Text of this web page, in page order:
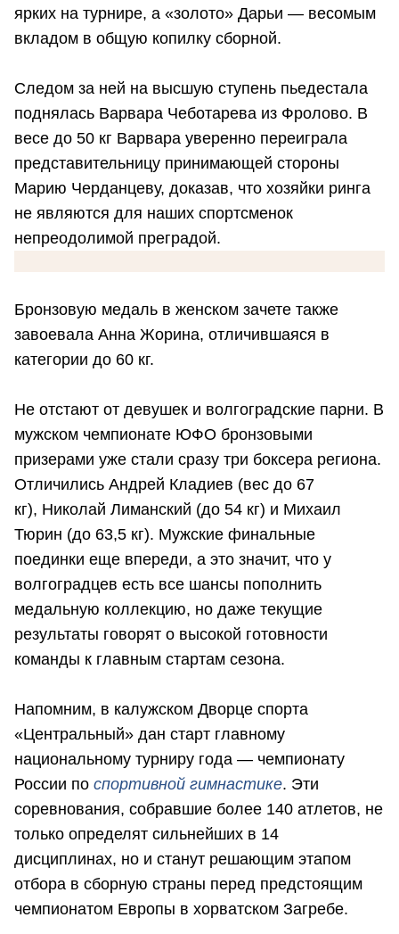
ярких на турнире, а «золото» Дарьи — весомым
вкладом в общую копилку сборной.
Следом за ней на высшую ступень пьедестала
поднялась Варвара Чеботарева из Фролово. В
весе до 50 кг Варвара уверенно переиграла
представительницу принимающей стороны
Марию Черданцеву, доказав, что хозяйки ринга
не являются для наших спортсменок
непреодолимой преградой.
Бронзовую медаль в женском зачете также
завоевала Анна Жорина, отличившаяся в
категории до 60 кг.
Не отстают от девушек и волгоградские парни. В
мужском чемпионате ЮФО бронзовыми
призерами уже стали сразу три боксера региона.
Отличились Андрей Кладиев (вес до 67
кг), Николай Лиманский (до 54 кг) и Михаил
Тюрин (до 63,5 кг). Мужские финальные
поединки еще впереди, а это значит, что у
волгоградцев есть все шансы пополнить
медальную коллекцию, но даже текущие
результаты говорят о высокой готовности
команды к главным стартам сезона.
Напомним, в калужском Дворце спорта
«Центральный» дан старт главному
национальному турниру года — чемпионату
России по спортивной гимнастике. Эти
соревнования, собравшие более 140 атлетов, не
только определят сильнейших в 14
дисциплинах, но и станут решающим этапом
отбора в сборную страны перед предстоящим
чемпионатом Европы в хорватском Загребе.